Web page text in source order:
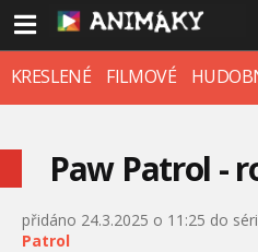
KRESLENÉ FILMOVÉ
Paw Patrol -
přidáno 24.3.2025 o 11:25 do
Patrol